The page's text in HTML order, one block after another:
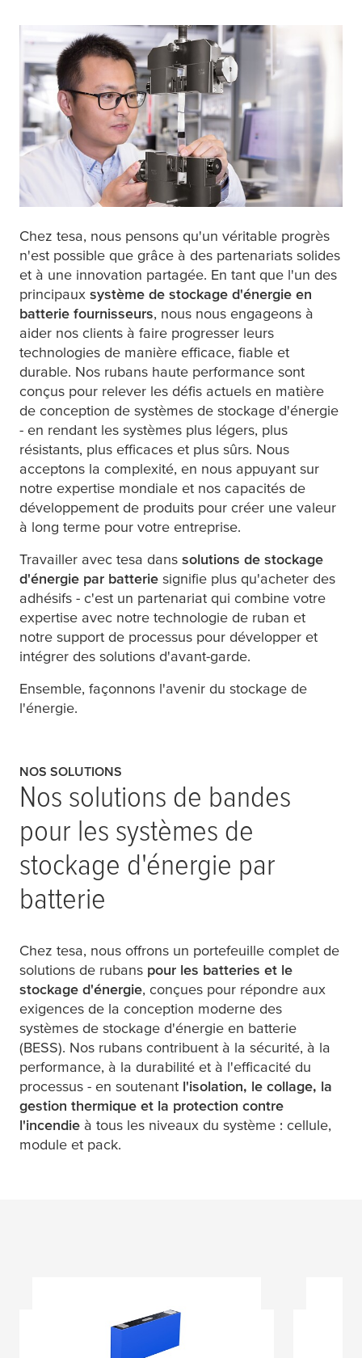
Chez tesa, nous pensons qu'un véritable progrès
n'est possible que grâce à des partenariats solides
et à une innovation partagée. En tant que l'un des
principaux système de stockage d'énergie en
batterie fournisseurs, nous nous engageons à
aider nos clients à faire progresser leurs
technologies de manière efficace, fiable et
durable. Nos rubans haute performance sont
conçus pour relever les défis actuels en matière
de conception de systèmes de stockage d'énergie
- en rendant les systèmes plus légers, plus
résistants, plus efficaces et plus sûrs. Nous
acceptons la complexité, en nous appuyant sur
notre expertise mondiale et nos capacités de
développement de produits pour créer une valeur
à long terme pour votre entreprise.
Travailler avec tesa dans solutions de stockage
d'énergie par batterie signifie plus qu'acheter des
adhésifs - c'est un partenariat qui combine votre
expertise avec notre technologie de ruban et
notre support de processus pour développer et
intégrer des solutions d'avant-garde.
Ensemble, façonnons l'avenir du stockage de
l'énergie.
NOS SOLUTIONS
Nos solutions de bandes
pour les systèmes de
stockage d'énergie par
batterie
Chez tesa, nous offrons un portefeuille complet de
solutions de rubans pour les batteries et le
stockage d'énergie, conçues pour répondre aux
exigences de la conception moderne des
systèmes de stockage d'énergie en batterie
(BESS). Nos rubans contribuent à la sécurité, à la
performance, à la durabilité et à l'efficacité du
processus - en soutenant l'isolation, le collage, la
gestion thermique et la protection contre
l'incendie à tous les niveaux du système : cellule,
module et pack.